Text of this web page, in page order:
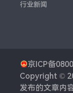
行业新闻
京ICP备
Copyright ©
发布的文章内